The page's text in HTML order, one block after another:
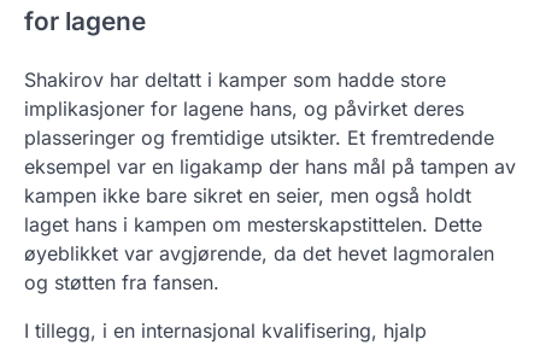
for lagene
Shakirov har deltatt i kamper som hadde store
implikasjoner for lagene hans, og påvirket deres
plasseringer og fremtidige utsikter. Et fremtredende
eksempel var en ligakamp der hans mål på tampen av
kampen ikke bare sikret en seier, men også holdt
laget hans i kampen om mesterskapstittelen. Dette
øyeblikket var avgjørende, da det hevet lagmoralen
og støtten fra fansen.
I tillegg, i en internasjonal kvalifisering, hjalp